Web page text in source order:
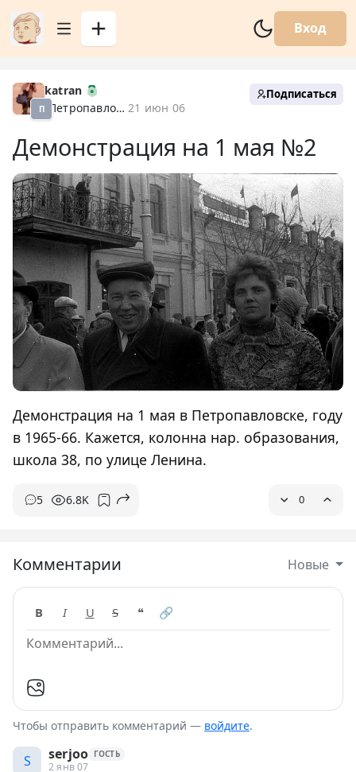
Вход
П
katran
Петропавловск XX 21 июн 06
Подписаться
Демонстрация на 1 мая №2
Демонстрация на 1 мая в Петропавловске, году
в 1965-66. Кажется, колонна нар. образования,
школа 38, по улице Ленина.
5 6.8K 0
Комментарии Новые
B I U S ❝ 🔗
Чтобы отправить комментарий — войдите.
S serjoo ГОСТЬ
2 янв 07